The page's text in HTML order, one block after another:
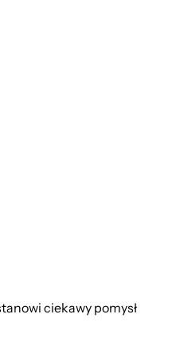
ciekawy pomysł